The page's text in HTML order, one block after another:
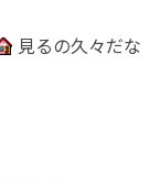
見るの久々だな